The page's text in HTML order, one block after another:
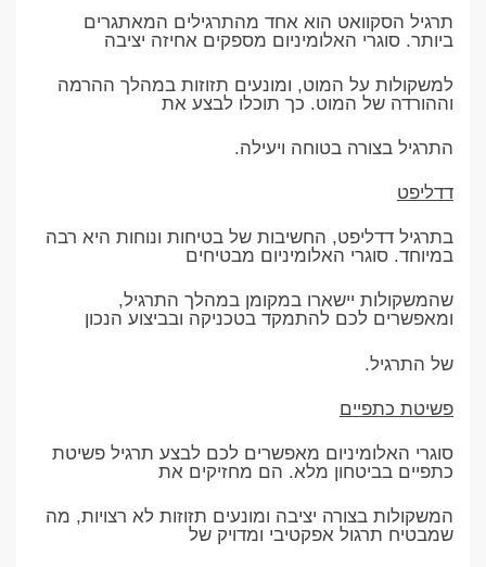
תרגיל הסקוואט הוא אחד מהתרגילים המאתגרים
ביותר. סוגרי האלומיניום מספקים אחיזה יציבה
למשקולות על המוט, ומונעים תזוזות במהלך ההרמה
וההורדה של המוט. כך תוכלו לבצע את
התרגיל בצורה בטוחה ויעילה.
דדליפט
בתרגיל דדליפט, החשיבות של בטיחות ונוחות היא רבה
במיוחד. סוגרי האלומיניום מבטיחים
שהמשקולות יישארו במקומן במהלך התרגיל,
ומאפשרים לכם להתמקד בטכניקה ובביצוע הנכון
של התרגיל.
פשיטת כתפיים
סוגרי האלומיניום מאפשרים לכם לבצע תרגיל פשיטת
כתפיים בביטחון מלא. הם מחזיקים את
המשקולות בצורה יציבה ומונעים תזוזות לא רצויות, מה
שמבטיח תרגול אפקטיבי ומדויק של